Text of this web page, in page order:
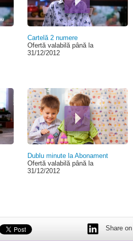
Cartelă 2 numere
Ofertă valabilă până la
31/12/2012
Dublu minute la Abonament
Ofertă valabilă până la
31/12/2012
Share